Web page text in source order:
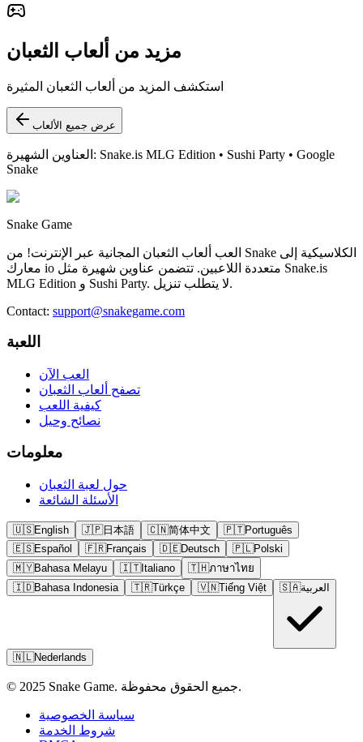
مزيد من ألعاب الثعبان
استكشف المزيد من ألعاب الثعبان المثيرة
عرض جميع الألعاب
العناوين الشهيرة: Snake.is MLG Edition • Sushi Party • Google
Snake
Snake Game
العب ألعاب الثعبان المجانية عبر الإنترنت! من Snake الكلاسيكية إلى
معارك io متعددة اللاعبين. تتضمن عناوين شهيرة مثل Snake.is
MLG Edition و Sushi Party. لا يتطلب تنزيل.
Contact: support@snakegame.com
اللعبة
العب الآن
تصفح ألعاب الثعبان
كيفية اللعب
نصائح وحيل
معلومات
حول لعبة الثعبان
الأسئلة الشائعة
🇺🇸English 🇯🇵日本語 🇨🇳简体中文 🇵🇹Português
🇪🇸Español 🇫🇷Français 🇩🇪Deutsch 🇵🇱Polski
🇲🇾Bahasa Melayu 🇮🇹Italiano 🇹🇭ภาษาไทย
🇮🇩Bahasa Indonesia 🇹🇷Türkçe 🇻🇳Tiếng Việt 🇸🇦العربية
🇳🇱Nederlands
© 2025 Snake Game. جميع الحقوق محفوظة.
سياسة الخصوصية
شروط الخدمة